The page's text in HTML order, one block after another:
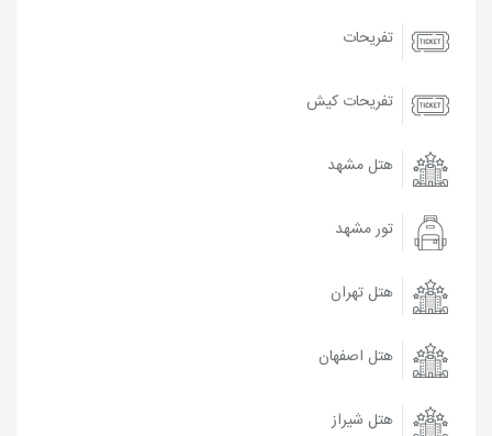
تفریحات
تفریحات کیش
هتل مشهد
تور مشهد
هتل تهران
هتل اصفهان
هتل شیراز